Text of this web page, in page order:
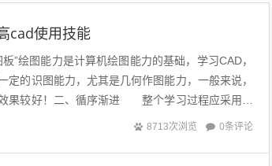
cad使用技能
图能力是计算机绘图能力的基础，学习CAD，
的识图能力，尤其是几何作图能力，一般来说，
果较好！二、循序渐进 整个学习过程应采用循
识，如相对直...
8713次浏览 0条评论